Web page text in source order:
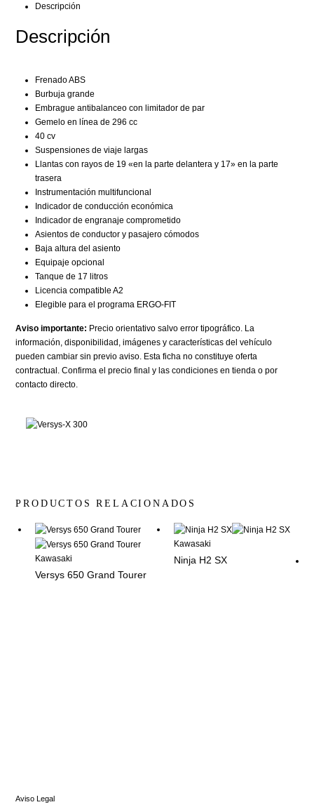
Descripción
Descripción
Frenado ABS
Burbuja grande
Embrague antibalanceo con limitador de par
Gemelo en línea de 296 cc
40 cv
Suspensiones de viaje largas
Llantas con rayos de 19 «en la parte delantera y 17» en la parte
trasera
Instrumentación multifuncional
Indicador de conducción económica
Indicador de engranaje comprometido
Asientos de conductor y pasajero cómodos
Baja altura del asiento
Equipaje opcional
Tanque de 17 litros
Licencia compatible A2
Elegible para el programa ERGO-FIT
Aviso importante: Precio orientativo salvo error tipográfico. La
información, disponibilidad, imágenes y características del vehículo
pueden cambiar sin previo aviso. Esta ficha no constituye oferta
contractual. Confirma el precio final y las condiciones en tienda o por
contacto directo.
PRODUCTOS RELACIONADOS
Kawasaki
Versys 650 Grand Tourer
Kawasaki
Ninja H2 SX
Aviso Legal